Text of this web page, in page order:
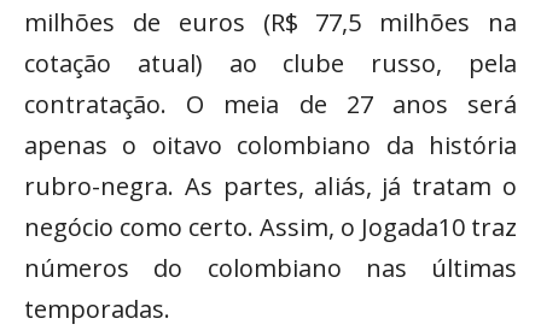
milhões de euros (R$ 77,5 milhões na
cotação atual) ao clube russo, pela
contratação. O meia de 27 anos será
apenas o oitavo colombiano da história
rubro-negra. As partes, aliás, já tratam o
negócio como certo. Assim, o Jogada10 traz
números do colombiano nas últimas
temporadas.